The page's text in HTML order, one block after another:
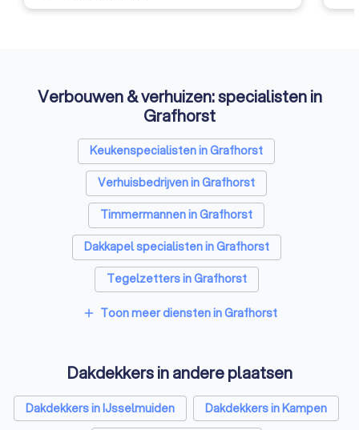
Verbouwen & verhuizen: specialisten in
Grafhorst
Keukenspecialisten in Grafhorst
Verhuisbedrijven in Grafhorst
Timmermannen in Grafhorst
Dakkapel specialisten in Grafhorst
Tegelzetters in Grafhorst
Sloopbedrijven in Grafhorst
Bouwkundige keurders in Grafhorst
Opslagruimtes in Grafhorst
add Toon meer diensten in Grafhorst
Dakdekkers in andere plaatsen
Dakdekkers in IJsselmuiden
Dakdekkers in Kampen